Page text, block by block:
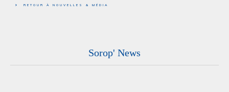
RETOUR À NOUVELLES & MÉDIA
Sorop' News